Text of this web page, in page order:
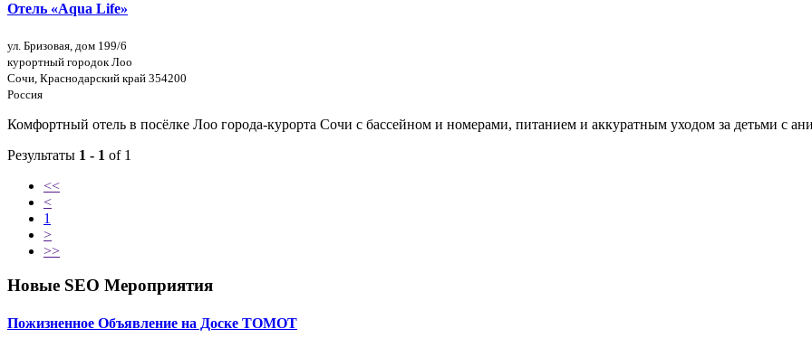
Отель «Aqua Life»
ул. Бризовая, дом 199/6
курортный городок Лоо
Сочи, Краснодарский край 354200
Россия
Комфортный отель в посёлке Лоо города-курорта Сочи с бассейном и номерами, питанием и аккуратным уходом за детьми с
Результаты 1 - 1 of 1
<<
<
1
>
>>
Новые SEO Мероприятия
Пожизненное Объявление на Доске ТОМОТ